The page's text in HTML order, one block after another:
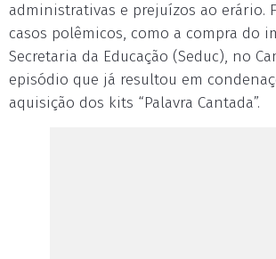
administrativas e prejuízos ao erário.
casos polêmicos, como a compra do
Secretaria da Educação (Seduc), no
episódio que já resultou em
aquisição dos kits “Palavra Cantada”.